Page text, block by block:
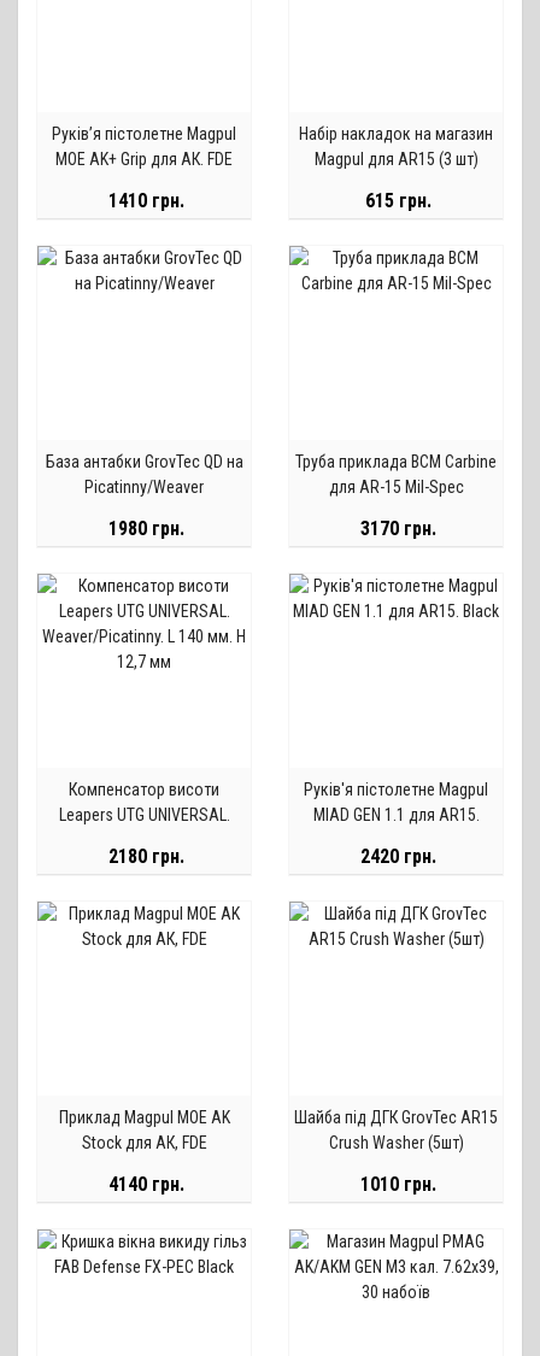
Руків’я пістолетне Magpul
MOE AK+ Grip для АК. FDE
1410 грн.
Набір накладок на магазин
Magpul для AR15 (3 шт)
615 грн.
База антабки GrovTec QD на
Picatinny/Weaver
1980 грн.
Труба приклада BCM Carbine
для AR-15 Mil-Spec
3170 грн.
Компенсатор висоти
Leapers UTG UNIVERSAL.
12,7 мм
2180 грн.
Руків'я пістолетне Magpul
MIAD GEN 1.1 для AR15.
2420 грн.
Приклад Magpul MOE AK
Stock для АК, FDE
4140 грн.
Шайба під ДГК GrovTec AR15
Crush Washer (5шт)
1010 грн.